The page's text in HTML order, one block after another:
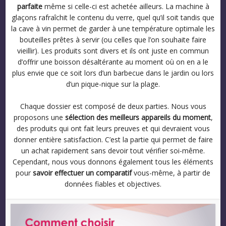
parfaitemême si celle-ci est achetée ailleurs. La machine à
glaçons rafraîchit le contenu du verre, quel qu’il soit tandis que
la cave à vin permet de garder à une température optimale les
bouteilles prêtes à servir (ou celles que l’on souhaite faire
vieillir). Les produits sont divers et ils ont juste en commun
d’offrir une boisson désaltérante au moment où on en a le
plus envie que ce soit lors d’un barbecue dans le jardin ou lors
d’un pique-nique sur la plage.
Chaque dossier est composé de deux parties. Nous vous
proposons une sélection des meilleurs appareils du moment,
des produits qui ont fait leurs preuves et qui devraient vous
donner entière satisfaction. C’est la partie qui permet de faire
un achat rapidement sans devoir tout vérifier soi-même.
Cependant, nous vous donnons également tous les éléments
pour savoir effectuer un comparatifvous-même, à partir de
données fiables et objectives.